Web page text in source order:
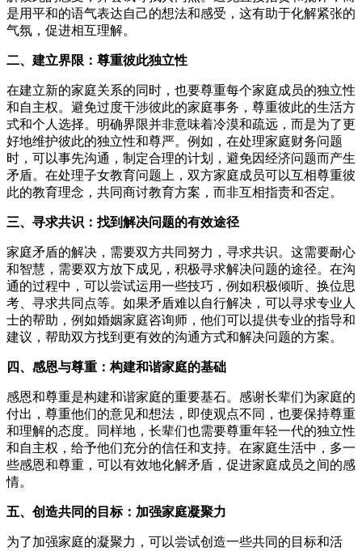
是用平和的语气表达自己的想法和感受，这有助于化解紧张的
气氛，促进相互理解。
二、建立界限：尊重彼此独立性
在建立新的家庭关系的同时，也要尊重每个家庭成员的独立性
和自主权。避免过度干涉彼此的家庭事务，尊重彼此的生活方
式和个人选择。明确界限并非意味着冷漠和疏远，而是为了更
好地维护彼此的独立性和尊严。例如，在处理家庭财务问题
时，可以事先沟通，制定合理的计划，避免因经济问题而产生
矛盾。在处理子女教育问题上，双方家庭成员可以互相尊重彼
此的教育理念，共同商讨教育方案，而非互相指责和否定。
三、寻求共识：找到解决问题的有效途径
家庭矛盾的解决，需要双方共同努力，寻求共识。这需要耐心
和智慧，需要双方放下成见，积极寻求解决问题的途径。在沟
通的过程中，可以尝试运用一些技巧，例如积极倾听、换位思
考、寻求共同点等。如果矛盾难以自行解决，可以寻求专业人
士的帮助，例如婚姻家庭咨询师，他们可以提供专业的指导和
建议，帮助双方找到更有效的沟通方式和解决问题的方案。
四、感恩与尊重：构建和谐家庭的基础
感恩和尊重是构建和谐家庭的重要基石。感谢长辈们为家庭的
付出，尊重他们的意见和想法，即使观点不同，也要保持尊重
和理解的态度。同样地，长辈们也需要尊重年轻一代的独立性
和自主权，给予他们充分的信任和支持。在家庭生活中，多一
些感恩和尊重，可以有效地化解矛盾，促进家庭成员之间的感
情。
五、创造共同的目标：加强家庭凝聚力
为了加强家庭的凝聚力，可以尝试创造一些共同的目标和活